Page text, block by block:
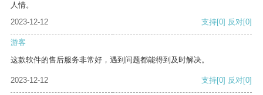
人情。
2023-12-12
支持[0] 反对[0]
游客
这款软件的售后服务非常好，遇到问题都能得到及时解决。
2023-12-12 支持[0] 反对[0]